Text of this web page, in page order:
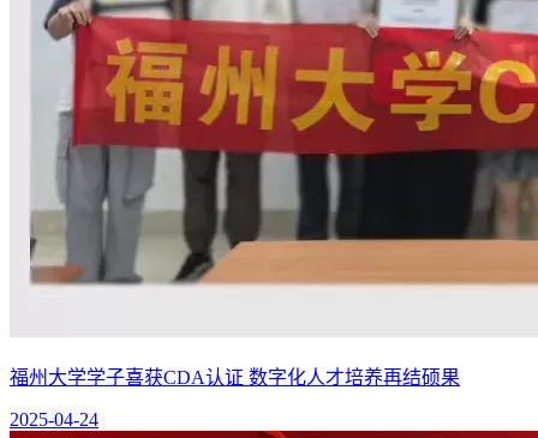
福州大学学子喜获CDA认证 数字化人才培养再结硕果
2025-04-24